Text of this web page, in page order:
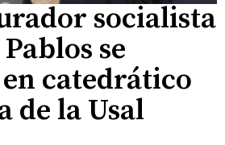
socialista
se
catedrático
de la Usal